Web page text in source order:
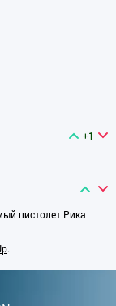
+1
пистолет Рика
.